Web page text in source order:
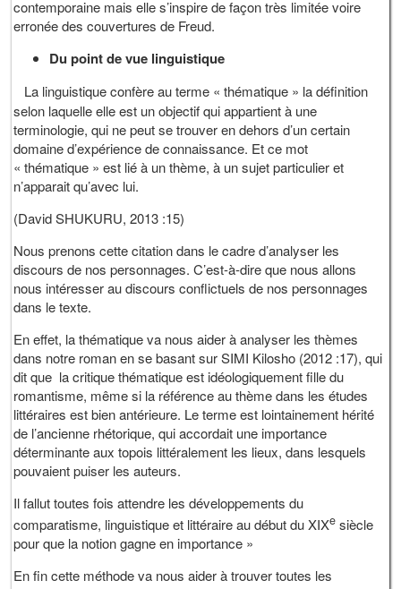
contemporaine mais elle s’inspire de façon très limitée voire
erronée des couvertures de Freud.
Du point de vue linguistique
La linguistique confère au terme « thématique » la définition
selon laquelle elle est un objectif qui appartient à une
terminologie, qui ne peut se trouver en dehors d’un certain
domaine d’expérience de connaissance. Et ce mot
« thématique » est lié à un thème, à un sujet particulier et
n’apparait qu’avec lui.
(David SHUKURU, 2013 :15)
Nous prenons cette citation dans le cadre d’analyser les
discours de nos personnages. C’est-à-dire que nous allons
nous intéresser au discours conflictuels de nos personnages
dans le texte.
En effet, la thématique va nous aider à analyser les thèmes
dans notre roman en se basant sur SIMI Kilosho (2012 :17), qui
dit que la critique thématique est idéologiquement fille du
romantisme, même si la référence au thème dans les études
littéraires est bien antérieure. Le terme est lointainement hérité
de l’ancienne rhétorique, qui accordait une importance
déterminante aux topois littéralement les lieux, dans lesquels
pouvaient puiser les auteurs.
Il fallut toutes fois attendre les développements du
comparatisme, linguistique et littéraire au début du XIXe siècle
pour que la notion gagne en importance »
En fin cette méthode va nous aider à trouver toutes les